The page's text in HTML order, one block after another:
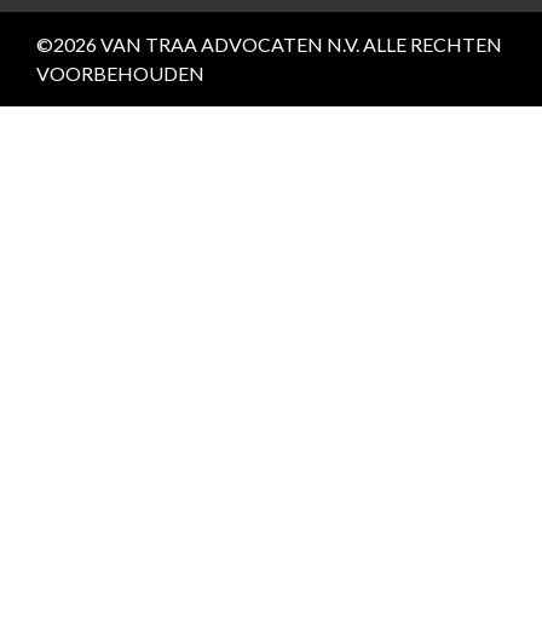
©2026 VAN TRAA ADVOCATEN N.V. ALLE RECHTEN
VOORBEHOUDEN